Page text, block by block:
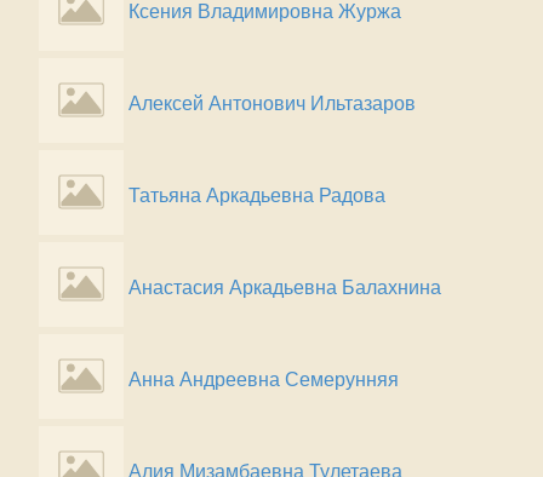
Ксения Владимировна Журжа
Алексей Антонович Ильтазаров
Татьяна Аркадьевна Радова
Анастасия Аркадьевна Балахнина
Анна Андреевна Семерунняя
Алия Мизамбаевна Тулетаева